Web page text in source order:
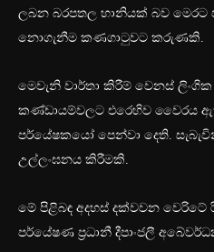
ලබන බරපතල හානියක් බව මෙරට
නොගැනීම කණගාටුවට කරුණකි.
මෙවැනි වාර්තා කිරීම් වෙනස්
කණ්ඩායම්වලට ‍එරෙහිව වෛරය
පර්යේෂකයෝ පෙන්වා දෙති.
උල්ලංඝනය කිරීමකි.
මේ පිළිබඳ අදහස් දක්වවන වෙරිටේ
පර්යේෂණ ප්‍රධානී දීපාංජලී